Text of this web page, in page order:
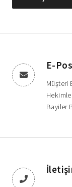
E-
Müşteri
Bayiler